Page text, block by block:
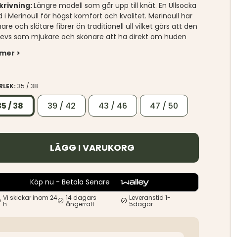
Längre modell som går upp till knät. En Ullsocka
i Merinoull för högst komfort och kvalitet. Merinoull har
och slätare fibrer än traditionell ull vilket görs att den
som mjukare och skönare att ha direkt om huden
>
35 / 38
/ 38 39 / 42 43 / 46 47 / 50
LÄGG I VARUKORG
Köp nu - Betala Senare
Vi skickar inom 24
h
14 dagars
ångerrätt
Leveranstid 1-
5dagar